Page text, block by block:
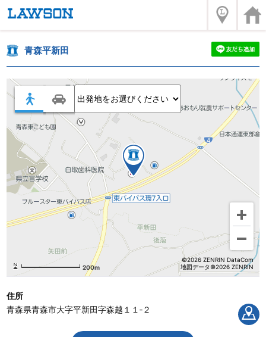
青森平新田
200m
©2026 ZENRIN DataCom
地図データ©2026 ZENRIN
住所
青森県青森市大字平新田字森越１１‐２